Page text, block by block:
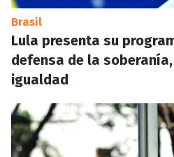
Brasil
Lula presenta su
defensa de la
igualdad